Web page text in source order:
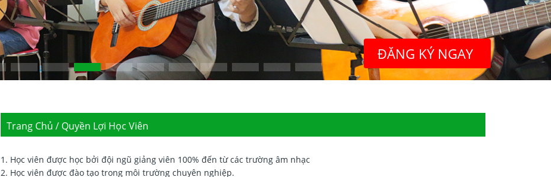
ĐĂNG KÝ NGAY
Trang Chủ / Quyền Lợi Học Viên
1. Học viên được học bởi đội ngũ giảng viên 100% đến từ các trường âm nhạc
2. Học viên được đào tạo trong môi trường chuyên nghiệp.